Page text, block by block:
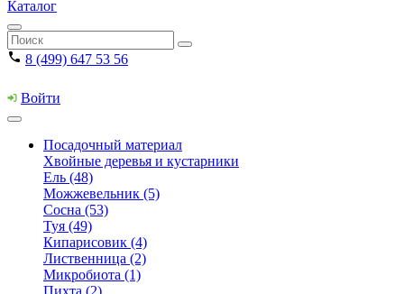
Каталог
8 (499) 647 53 56
Войти
Посадочный материал
Хвойные деревья и кустарники
Ель (48)
Можжевельник (5)
Сосна (53)
Туя (49)
Кипарисовик (4)
Лиственница (2)
Микробиота (1)
Пихта (2)